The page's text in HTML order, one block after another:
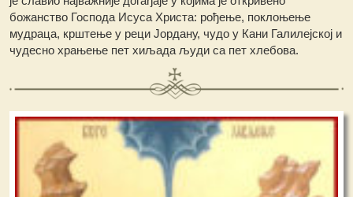
божанство Господа Исуса Христа: рођење, поклоњење
мудраца, крштење у реци Јордану, чудо у Кани Галилејској и
чудесно храњење пет хиљада људи са пет хлебова.